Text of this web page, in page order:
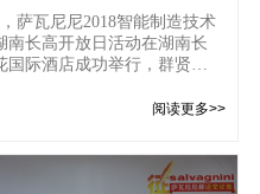
高开放日活动
萨瓦尼尼2018智能制造技术
南长高开放日活动在湖南长
国际酒店成功举行，群贤毕
阅读更多>>